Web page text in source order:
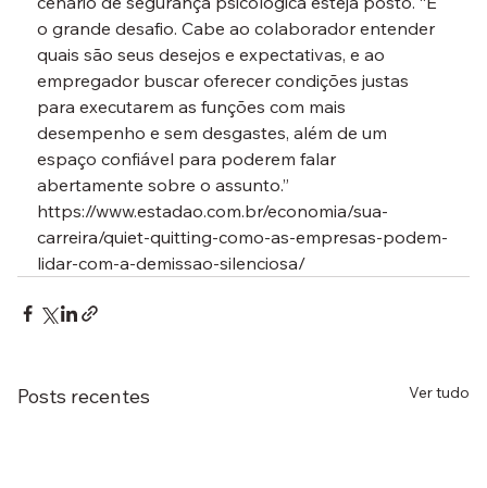
o grande desafio. Cabe ao colaborador entender
quais são seus desejos e expectativas, e ao
empregador buscar oferecer condições justas
para executarem as funções com mais
desempenho e sem desgastes, além de um
espaço confiável para poderem falar
abertamente sobre o assunto.”
https://www.estadao.com.br/economia/sua-
carreira/quiet-quitting-como-as-empresas-podem-
lidar-com-a-demissao-silenciosa/
Posts recentes Ver tudo